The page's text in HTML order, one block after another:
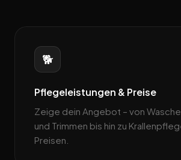
🐕
Pflegeleistungen & Preise
Zeige dein Angebot – von
und Trimmen bis hin zu
Preisen.